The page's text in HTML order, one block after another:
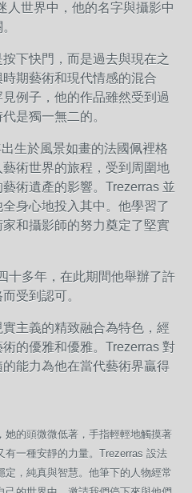
人世界中，他的名字與攝影中
下快門，而是過去與現在之
期藝術和現代情感的混合
例子，他的作品雖然受到過
是獨一無二的。
生於風景如畫的法國佩裡格
術世界的旅程，受到周圍地
術遺產的影響。Trezerras 並
身心地投入其中。他學習了
和攝影師的努力奠定了堅實
十多年，在此期間他舉辦了許
受到認可。
主義的精致融合為特色，經
的優雅和優雅。Trezerras 對
能力為他在當代藝術界贏得
她的頭微微低著，手指輕輕地觸摸著
有一種安靜的力量。Trezerras 設法
，純真與智慧。他筆下的人物經常